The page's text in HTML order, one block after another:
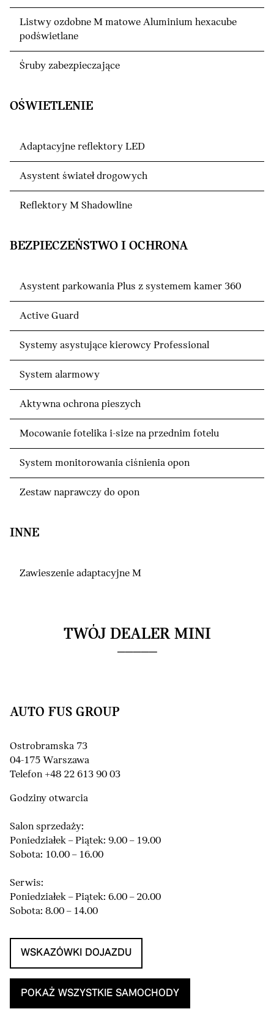
Listwy ozdobne M matowe Aluminium hexacube
podświetlane
Śruby zabezpieczające
OŚWIETLENIE
Adaptacyjne reflektory LED
Asystent świateł drogowych
Reflektory M Shadowline
BEZPIECZEŃSTWO I OCHRONA
Asystent parkowania Plus z systemem kamer 360
Active Guard
Systemy asystujące kierowcy Professional
System alarmowy
Aktywna ochrona pieszych
Mocowanie fotelika i-size na przednim fotelu
System monitorowania ciśnienia opon
Zestaw naprawczy do opon
INNE
Zawieszenie adaptacyjne M
TWÓJ DEALER MINI
AUTO FUS GROUP
Ostrobramska 73
04-175 Warszawa
Telefon +48 22 613 90 03
Godziny otwarcia
Salon sprzedaży:
Poniedziałek – Piątek: 9.00 – 19.00
Sobota: 10.00 – 16.00
Serwis:
Poniedziałek – Piątek: 6.00 – 20.00
Sobota: 8.00 – 14.00
WSKAZÓWKI DOJAZDU
POKAŻ WSZYSTKIE SAMOCHODY